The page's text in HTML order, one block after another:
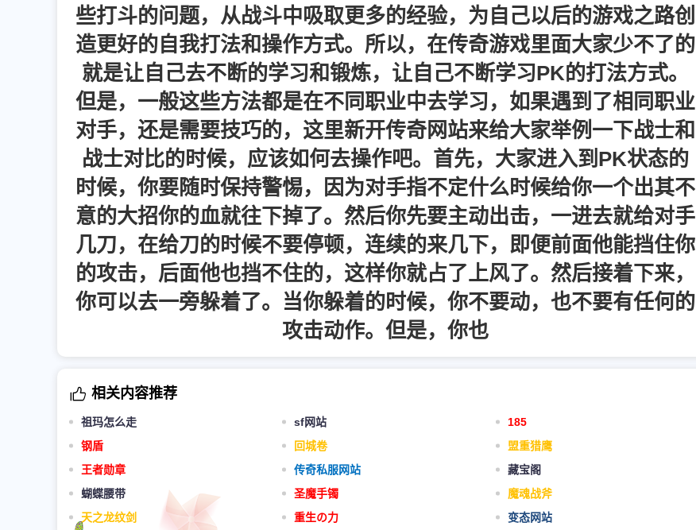
些打斗的问题，从战斗中吸取更多的经验，为自己以后的游戏之路创
造更好的自我打法和操作方式。所以，在传奇游戏里面大家少不了的
就是让自己去不断的学习和锻炼，让自己不断学习PK的打法方式。
但是，一般这些方法都是在不同职业中去学习，如果遇到了相同职业
对手，还是需要技巧的，这里新开传奇网站来给大家举例一下战士和
战士对比的时候，应该如何去操作吧。首先，大家进入到PK状态的
时候，你要随时保持警惕，因为对手指不定什么时候给你一个出其不
意的大招你的血就往下掉了。然后你先要主动出击，一进去就给对手
几刀，在给刀的时候不要停顿，连续的来几下，即便前面他能挡住你
的攻击，后面他也挡不住的，这样你就占了上风了。然后接着下来，
你可以去一旁躲着了。当你躲着的时候，你不要动，也不要有任何的
攻击动作。但是，你也
相关内容推荐
祖玛怎么走 sf网站
185
钢盾
回城卷
盟重猎鹰
王者勋章
传奇私服网站
藏宝阁
蝴蝶腰带
圣魔手镯
魔魂战斧
天之龙纹剑
重生の力 变态网站